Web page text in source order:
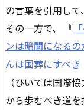
の言葉を引用して
その一方で、 『
ンは暗闇になるの
んは国葬にすべき
（ひいては国際
から歩むべき道